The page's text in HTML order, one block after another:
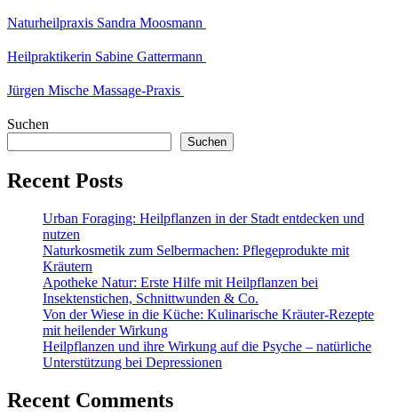
Naturheilpraxis Sandra Moosmann
Heilpraktikerin Sabine Gattermann
Jürgen Mische Massage-Praxis
Suchen
Suchen
Recent Posts
Urban Foraging: Heilpflanzen in der Stadt entdecken und
nutzen
Naturkosmetik zum Selbermachen: Pflegeprodukte mit
Kräutern
Apotheke Natur: Erste Hilfe mit Heilpflanzen bei
Insektenstichen, Schnittwunden & Co.
Von der Wiese in die Küche: Kulinarische Kräuter-Rezepte
mit heilender Wirkung
Heilpflanzen und ihre Wirkung auf die Psyche – natürliche
Unterstützung bei Depressionen
Recent Comments